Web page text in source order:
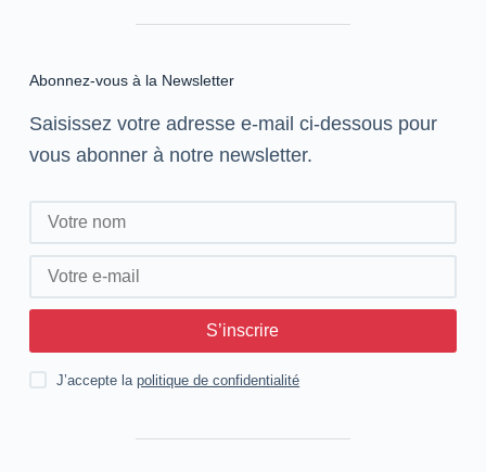
Abonnez-vous à la Newsletter
Saisissez votre adresse e-mail ci-dessous pour
vous abonner à notre newsletter.
S’inscrire
J’accepte lapolitique de confidentialité